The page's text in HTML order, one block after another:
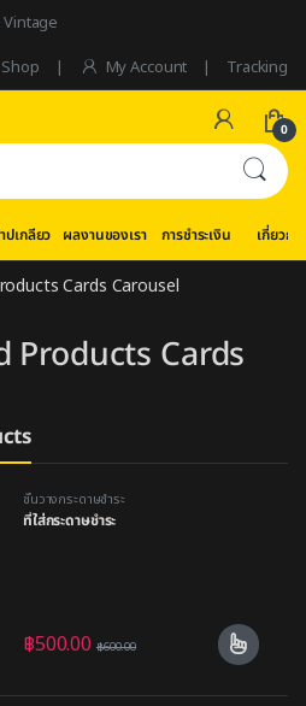
Shop My Account Tracking
0
ปเกลียว ผลงานของเรา การชำระเงิน เกี่ยวกับ
Cards Carousel
Products Cards
ชั้นวางกระดาษชำระ
ที่ใส่กระดาษชำระ
฿500.00 ฿600.00